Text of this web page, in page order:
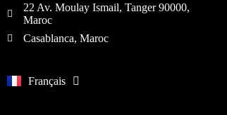
22 Av. Moulay Ismail, Tanger 90000,
Maroc
Casablanca, Maroc
Français
العربية